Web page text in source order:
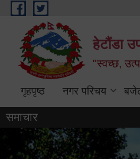
Skip to main content
हेटौंडा
"स्वच्छ,
गृहपृष्ठ नगर परिचय
समाचार